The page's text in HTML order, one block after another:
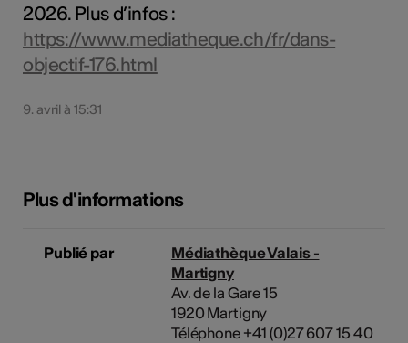
2026. Plus d’infos :
https://www.mediatheque.ch/fr/dans-
objectif-176.html
9. avril à 15:31
Plus d'informations
Publié par
Médiathèque Valais -
Martigny
Av. de la Gare 15
1920 Martigny
Téléphone +41 (0)27 607 15 40